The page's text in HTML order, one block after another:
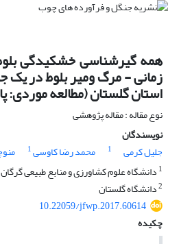
همه گیرشناسی خشکیدگی
زمانی - مرگ ومیر بلوط در یک
استان گلستان (مطالعه موردی:
نوع مقاله : مقاله پژوهشی
نویسندگان
جلیل کرمی
1 محمد رضا کاوسی1
1 دانشگاه علوم کشاورزی و منابع طبیعی گرگان
2دانشگاه گلستان
10.22059/jfwp.2017.60614
چکیده